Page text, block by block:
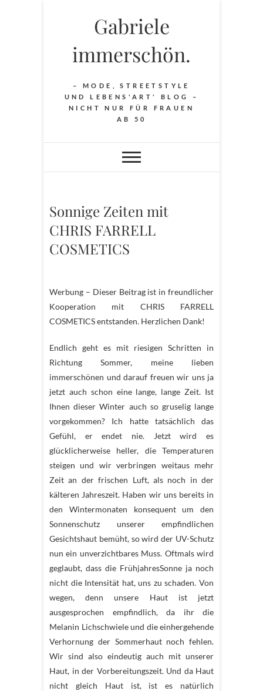
Gabriele
immerschön.
– MODE, STREETSTYLE
UND LEBENS'ART' BLOG –
NICHT NUR FÜR FRAUEN
AB 50
Sonnige Zeiten mit
CHRIS FARRELL
COSMETICS
Werbung – Dieser Beitrag ist in freundlicher
Kooperation mit CHRIS FARRELL
COSMETICS entstanden. Herzlichen Dank!
Endlich geht es mit riesigen Schritten in
Richtung Sommer, meine lieben
immerschönen und darauf freuen wir uns ja
jetzt auch schon eine lange, lange Zeit. Ist
Ihnen dieser Winter auch so gruselig lange
vorgekommen? Ich hatte tatsächlich das
Gefühl, er endet nie. Jetzt wird es
glücklicherweise heller, die Temperaturen
steigen und wir verbringen weitaus mehr
Zeit an der frischen Luft, als noch in der
kälteren Jahreszeit. Haben wir uns bereits in
den Wintermonaten konsequent um den
Sonnenschutz unserer empfindlichen
Gesichtshaut bemüht, so wird der UV-Schutz
nun ein unverzichtbares Muss. Oftmals wird
geglaubt, dass die FrühjahresSonne ja noch
nicht die Intensität hat, uns zu schaden. Von
wegen, denn unsere Haut ist jetzt
ausgesprochen empfindlich, da ihr die
Melanin Lichschwiele und die einhergehende
Verhornung der Sommerhaut noch fehlen.
Wir sind also eindeutig auch mit unserer
Haut, in der Vorbereitungszeit. Und da Haut
nicht gleich Haut ist, ist es natürlich